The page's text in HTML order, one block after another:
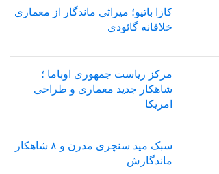
کازا باتیو؛ میراثی ماندگار از معماری
خلاقانه گائودی
مرکز ریاست جمهوری اوباما ؛
شاهکار جدید معماری و طراحی
امریکا
سبک مید سنچری مدرن و ۸ شاهکار
ماندگارش